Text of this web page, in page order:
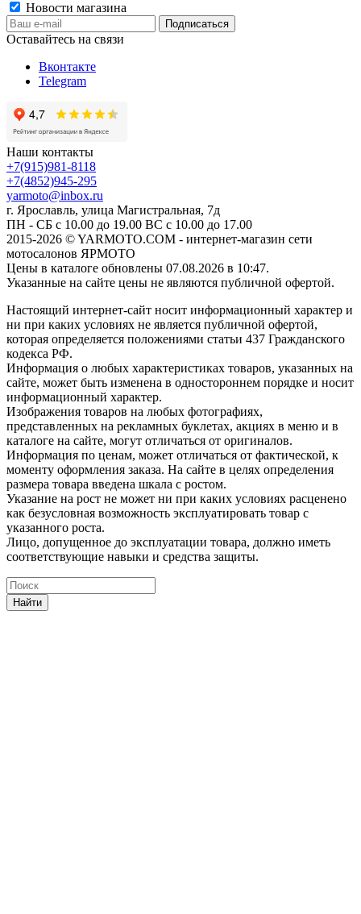
Новости магазина
Оставайтесь на связи
Вконтакте
Telegram
Наши контакты
+7(915)981-8118
+7(4852)945-295
yarmoto@inbox.ru
г. Ярославль, улица Магистральная, 7д
ПН - СБ с 10.00 до 19.00 ВС с 10.00 до 17.00
2015-2026 © YARMOTO.COM - интернет-магазин сети
мотосалонов ЯРМОТО
Цены в каталоге обновлены 07.08.2026 в 10:47.
Указанные на сайте цены не являются публичной офертой.
Настоящий интернет-сайт носит информационный характер и
ни при каких условиях не является публичной офертой,
которая определяется положениями статьи 437 Гражданского
кодекса РФ.
Информация о любых характеристиках товаров, указанных на
сайте, может быть изменена в одностороннем порядке и носит
информационный характер.
Изображения товаров на любых фотографиях,
представленных на рекламных буклетах, акциях в меню и в
каталоге на сайте, могут отличаться от оригиналов.
Информация по ценам, может отличаться от фактической, к
моменту оформления заказа. На сайте в целях определения
размера товара введена шкала с ростом.
Указание на рост не может ни при каких условиях расценено
как безусловная возможность эксплуатировать товар с
указанного роста.
Лицо, допущенное до эксплуатации товара, должно иметь
соответствующие навыки и средства защиты.
Найти